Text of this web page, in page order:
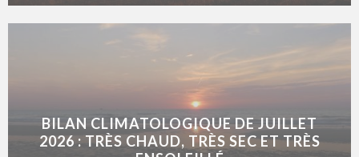
BILAN CLIMATOLOGIQUE DE JUILLET
2026 : TRÈS CHAUD, TRÈS SEC ET TRÈS